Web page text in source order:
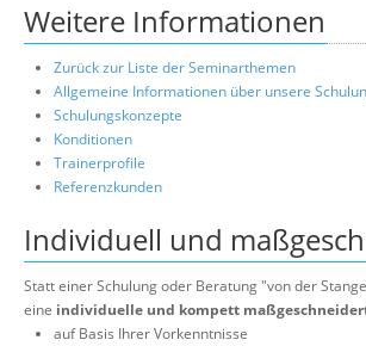
Weitere Informationen
Zurück zur Liste der Seminarthemen
Allgemeine Informationen über unsere
Schulungskonzepte
Konditionen
Trainerprofile
Referenzkunden
Individuell und
Statt einer Schulung oder Beratung "von der
eine individuelle und kompett
auf Basis Ihrer Vorkenntnisse